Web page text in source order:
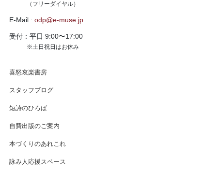
（フリーダイヤル）
E-Mail :odp@e-muse.jp
受付：平日 9:00〜17:00
※土日祝日はお休み
喜怒哀楽書房
スタッフブログ
短詩のひろば
自費出版のご案内
本づくりのあれこれ
詠み人応援スペース